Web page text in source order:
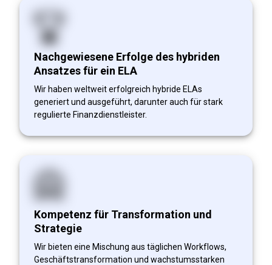
Nachgewiesene Erfolge des hybriden
Ansatzes für ein ELA
Wir haben weltweit erfolgreich hybride ELAs
generiert und ausgeführt, darunter auch für stark
regulierte Finanzdienstleister.
Kompetenz für Transformation und
Strategie
Wir bieten eine Mischung aus täglichen Workflows,
Geschäftstransformation und wachstumsstarken